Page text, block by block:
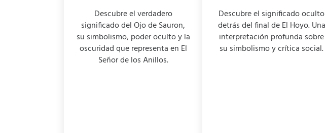
Descubre el verdadero
significado del Ojo de Sauron,
su simbolismo, poder oculto y la
oscuridad que representa en El
Señor de los Anillos.
Descubre el significado oculto
detrás del final de El Hoyo. Una
interpretación profunda sobre
su simbolismo y crítica social.